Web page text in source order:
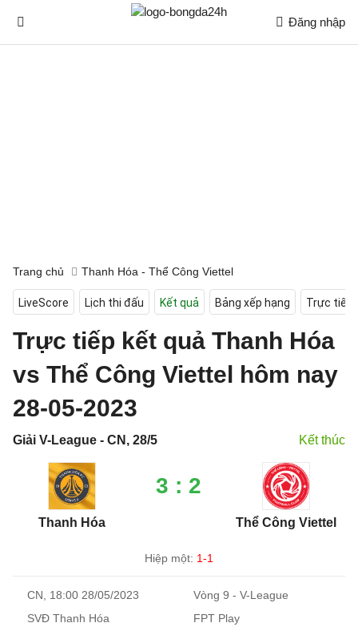
Đăng nhập
Trang chủ Thanh Hóa - Thể Công Viettel
LiveScore Lịch thi đấu Kết quả Bảng xếp hạng Trực tiếp
Trực tiếp kết quả Thanh Hóa
vs Thể Công Viettel hôm nay
28-05-2023
Giải V-League - CN, 28/5 Kết thúc
Thanh Hóa
3 : 2
Thể Công Viettel
Hiệp một: 1-1
CN, 18:00 28/05/2023
Vòng 9 - V-League
SVĐ Thanh Hóa
FPT Play